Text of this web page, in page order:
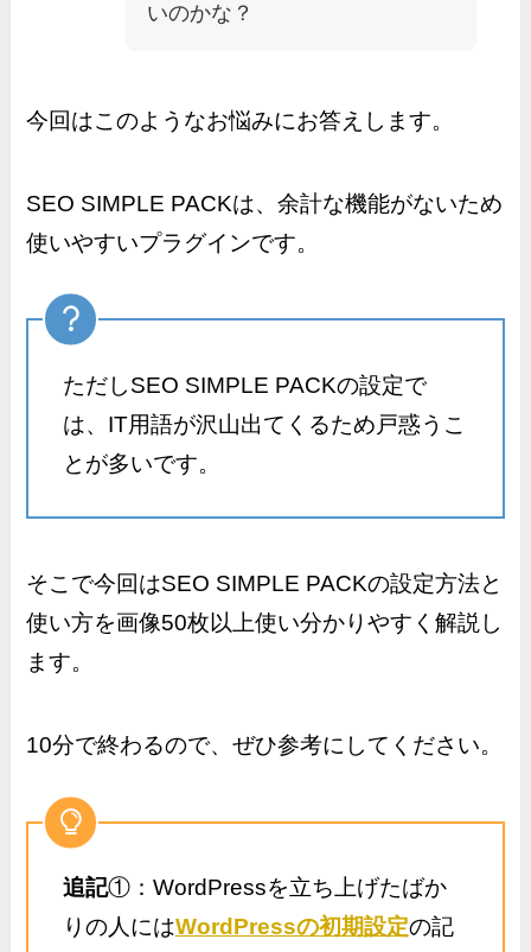
いのかな？
今回はこのようなお悩みにお答えします。
SEO SIMPLE PACKは、余計な機能がないため
使いやすいプラグインです。
ただしSEO SIMPLE PACKの設定で
は、IT用語が沢山出てくるため戸惑うこ
とが多いです。
そこで今回はSEO SIMPLE PACKの設定方法と
使い方を画像50枚以上使い分かりやすく解説し
ます。
10分で終わるので、ぜひ参考にしてください。
追記①：WordPressを立ち上げたばか
りの人にはWordPressの初期設定の記